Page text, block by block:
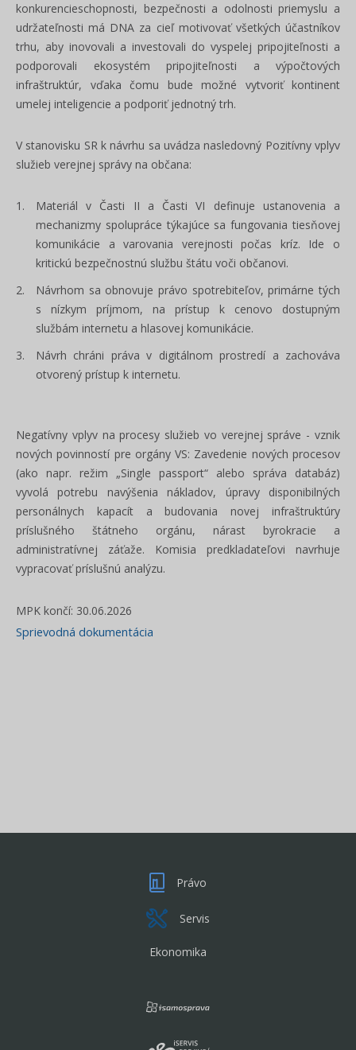
konkurencieschopnosti, bezpečnosti a odolnosti priemyslu a
udržateľnosti má DNA za cieľ motivovať všetkých účastníkov
trhu, aby inovovali a investovali do vyspelej pripojiteľnosti a
podporovali ekosystém pripojiteľnosti a výpočtových
infraštruktúr, vďaka čomu bude možné vytvoriť kontinent
umelej inteligencie a podporiť jednotný trh.
V stanovisku SR k návrhu sa uvádza nasledovný Pozitívny vplyv
služieb verejnej správy na občana:
Materiál v Časti II a Časti VI definuje ustanovenia a
mechanizmy spolupráce týkajúce sa fungovania tiesňovej
komunikácie a varovania verejnosti počas kríz. Ide o
kritickú bezpečnostnú službu štátu voči občanovi.
Návrhom sa obnovuje právo spotrebiteľov, primárne tých
s nízkym príjmom, na prístup k cenovo dostupným
službám internetu a hlasovej komunikácie.
Návrh chráni práva v digitálnom prostredí a zachováva
otvorený prístup k internetu.
Negatívny vplyv na procesy služieb vo verejnej správe - vznik
nových povinností pre orgány VS: Zavedenie nových procesov
(ako napr. režim „Single passport“ alebo správa databáz)
vyvolá potrebu navýšenia nákladov, úpravy disponibilných
personálnych kapacít a budovania novej infraštruktúry
príslušného štátneho orgánu, nárast byrokracie a
administratívnej záťaže. Komisia predkladateľovi navrhuje
vypracovať príslušnú analýzu.
MPK končí: 30.06.2026
Sprievodná dokumentácia
Právo
Servis
Ekonomika